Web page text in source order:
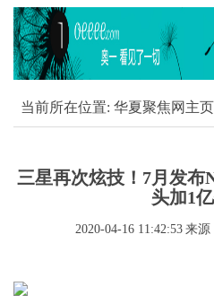
当前所在位置: 华夏聚焦网主页
三星再次炫技！7月发布
头加1
2020-04-16 11:42:53 来源